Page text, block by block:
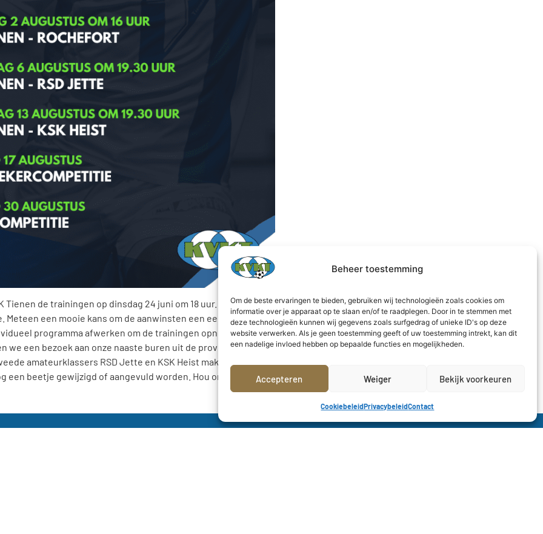
Beheer toestemming
Om de beste ervaringen te bieden, gebruiken wij technologieën zoals cookies om
informatie over je apparaat op te slaan en/of te raadplegen. Door in te stemmen met
deze technologieën kunnen wij gegevens zoals surfgedrag of unieke ID's op deze
website verwerken. Als je geen toestemming geeft of uw toestemming intrekt, kan dit
een nadelige invloed hebben op bepaalde functies en mogelijkheden.
Accepteren Weiger Bekijk voorkeuren
CookiebeleidPrivacybeleidContact
de trainingen op dinsdag 24 juni om 18 uur. We oefenen op zondag 29 juni in het Bergéstadion tegen
Meteen een mooie kans om de aanwinsten een eerste keer aan het werk te zien.
programma afwerken om de trainingen opnieuw te hervatten op 21 juli. Met uitwedstrijden bij KVC
we een bezoek aan onze naaste buren uit de provinciale reeksen.
amateurklassers RSD Jette en KSK Heist maken in het Bergéstadion het rijtje oefenwedstrijden compleet.
beetje gewijzigd of aangevuld worden. Hou onze kanalen dan ook in de gaten!